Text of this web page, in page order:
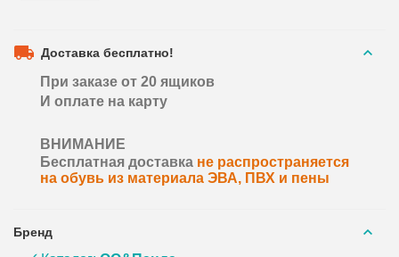
Доставка бесплатно!
При заказе от 20 ящиков
И оплате на карту
ВНИМАНИЕ
Бесплатная доставка не распространяется
на обувь из материала ЭВА, ПВХ и пены
Бренд